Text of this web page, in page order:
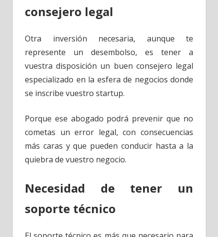
consejero legal
Otra inversión necesaria, aunque te
represente un desembolso, es tener a
vuestra disposición un buen consejero legal
especializado en la esfera de negocios donde
se inscribe vuestro startup.
Porque ese abogado podrá prevenir que no
cometas un error legal, con consecuencias
más caras y que pueden conducir hasta a la
quiebra de vuestro negocio.
Necesidad de tener un
soporte técnico